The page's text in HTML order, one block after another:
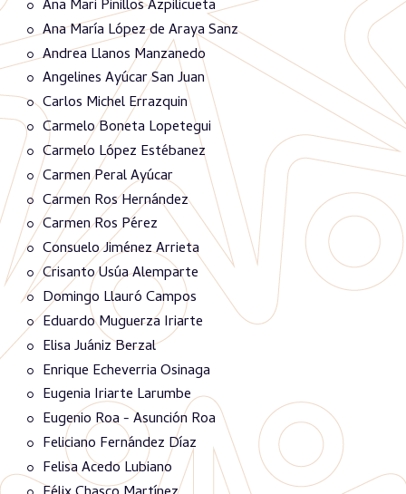
Ana Mari Pinillos Azpilicueta
Ana María López de Araya Sanz
Andrea Llanos Manzanedo
Angelines Ayúcar San Juan
Carlos Michel Errazquin
Carmelo Boneta Lopetegui
Carmelo López Estébanez
Carmen Peral Ayúcar
Carmen Ros Hernández
Carmen Ros Pérez
Consuelo Jiménez Arrieta
Crisanto Usúa Alemparte
Domingo Llauró Campos
Eduardo Muguerza Iriarte
Elisa Juániz Berzal
Enrique Echeverria Osinaga
Eugenia Iriarte Larumbe
Eugenio Roa - Asunción Roa
Feliciano Fernández Díaz
Felisa Acedo Lubiano